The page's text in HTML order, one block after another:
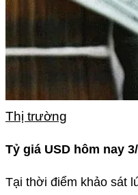
Thị trường
Tỷ giá USD hôm nay
Tại thời điểm khảo sát